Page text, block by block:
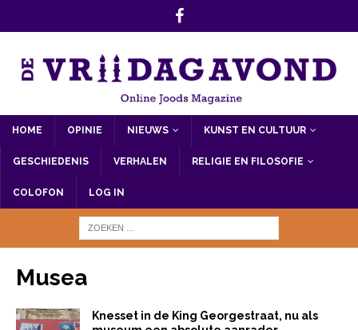
HOME OPINIE NIEUWS KUNST EN CULTUUR
GESCHIEDENIS VERHALEN RELIGIE EN FILOSOFIE
COLOFON LOG IN
Musea
Knesset in de King Georgestraat, nu als